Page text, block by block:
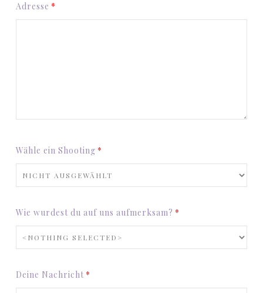
Adresse
Wähle ein Shooting
Wie wurdest du auf uns aufmerksam?
Deine Nachricht